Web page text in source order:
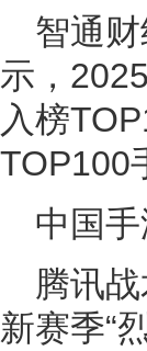
智通
示，
入榜
TOP100
中国
腾讯
新赛季“